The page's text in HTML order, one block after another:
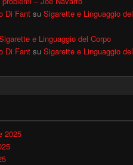
Di Fant su Sigarette e Linguaggio del
e Linguaggio del Corpo
Di Fant su Sigarette e Linguaggio del
2025